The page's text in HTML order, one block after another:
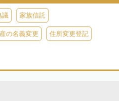
議 家族信託
の名義変更 住所変更登記